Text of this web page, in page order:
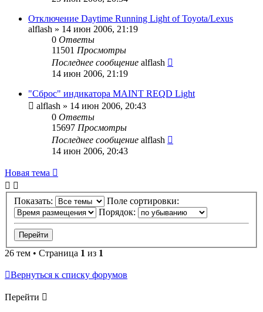
Отключение Daytime Running Light of Toyota/Lexus
alflash » 14 июн 2006, 21:19
0 Ответы
11501 Просмотры
Последнее сообщение alflash
14 июн 2006, 21:19
"Сброс" индикатора MAINT REQD Light
alflash » 14 июн 2006, 20:43
0 Ответы
15697 Просмотры
Последнее сообщение alflash
14 июн 2006, 20:43
Новая тема
Показать:
Поле сортировки:
Порядок:
26 тем • Страница 1 из 1
Вернуться к списку форумов
Перейти